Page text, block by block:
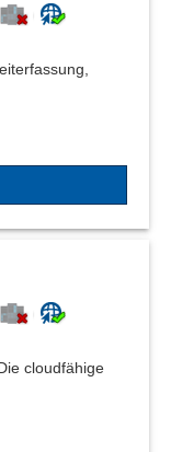
cloudfähige